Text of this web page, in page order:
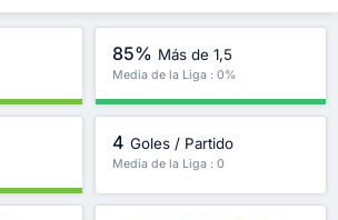
85% Más de 1,5
Media de la Liga : 0%
4 Goles / Partido
Media de la Liga : 0